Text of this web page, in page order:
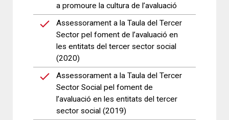
a promoure la cultura de l’avaluació
Assessorament a la Taula del Tercer
Sector pel foment de l’avaluació en
les entitats del tercer sector social
(2020)
Assessorament a la Taula del Tercer
Sector Social pel foment de
l’avaluació en les entitats del tercer
sector social (2019)